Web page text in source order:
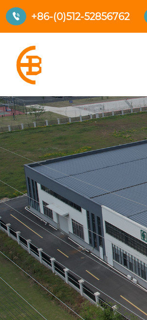
 +86-(0)512-52856762